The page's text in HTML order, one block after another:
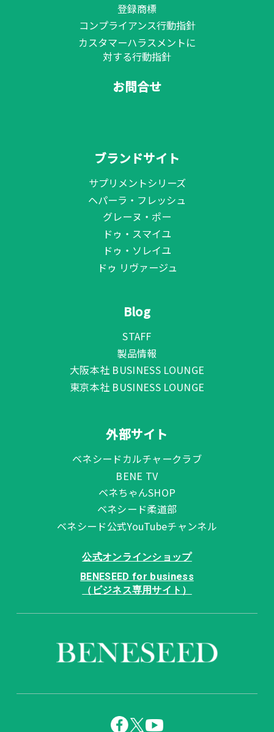
登録商標
コンプライアンス行動指針
カスタマーハラスメントに
対する行動指針
お問合せ
ブランドサイト
サプリメントシリーズ
ヘパーラ・フレッシュ
グレーヌ・ポー
ドゥ・スマイユ
ドゥ・ソレイユ
ドゥ リヴァージュ
Blog
STAFF
製品情報
大阪本社 BUSINESS LOUNGE
東京本社 BUSINESS LOUNGE
外部サイト
ベネシードカルチャークラブ
BENE TV
ベネちゃんSHOP
ベネシード柔道部
ベネシード公式YouTubeチャンネル
公式オンラインショップ
BENESEED for business
（ビジネス専用サイト）